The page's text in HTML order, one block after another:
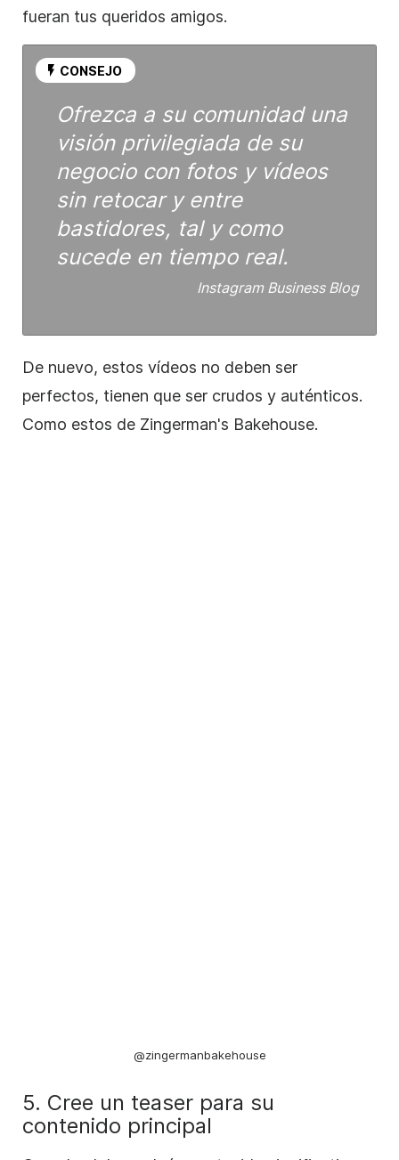
fueran tus queridos amigos.
CONSEJO
Ofrezca a su comunidad una
visión privilegiada de su
negocio con fotos y vídeos
sin retocar y entre
bastidores, tal y como
sucede en tiempo real.
Instagram Business Blog
De nuevo, estos vídeos no deben ser
perfectos, tienen que ser crudos y auténticos.
Como estos de Zingerman's Bakehouse.
@zingermanbakehouse
5. Cree un teaser para su
contenido principal